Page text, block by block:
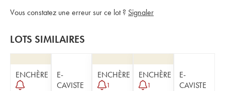
Vous constatez une erreur sur ce lot ? Signaler
LOTS SIMILAIRES
ENCHÈRE
E-
CAVISTE
ENCHÈRE
1
ENCHÈRE
1
E-
CAVISTE